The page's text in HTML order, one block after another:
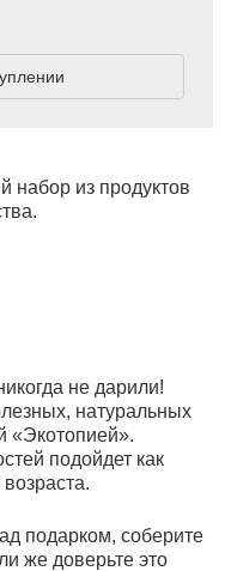
набор из продуктов
не дарили!
натуральных
«Экотопией».
подойдет как
подарком, соберите
же доверьте это